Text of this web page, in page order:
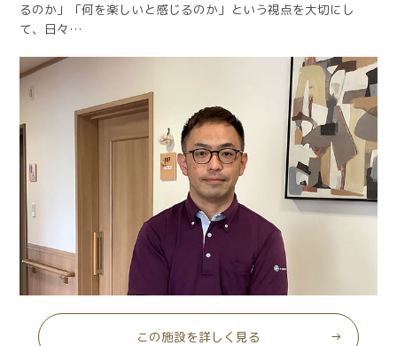
るのか」「何を楽しいと感じるのか」という視点を大切にし
て、日々…
この施設を詳しく見る